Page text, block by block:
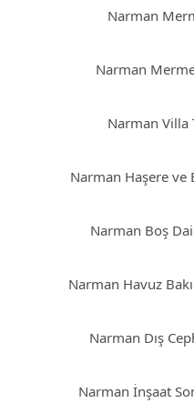
Narman
Narman
Narman Villa
Narman Haşere ve
Narman Boş
Narman Havuz
Narman Dış
Narman İnşaat